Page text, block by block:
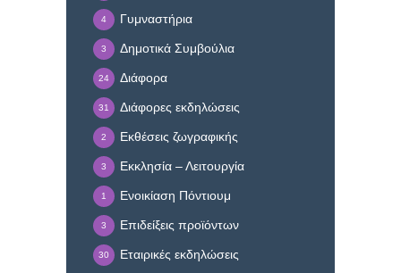
Γυμναστήρια
4
Δημοτικά Συμβούλια
3
Διάφορα
24
Διάφορες εκδηλώσεις
31
Εκθέσεις ζωγραφικής
2
Εκκλησία – Λειτουργία
3
Ενοικίαση Πόντιουμ
1
Επιδείξεις προϊόντων
3
Εταιρικές εκδηλώσεις
30